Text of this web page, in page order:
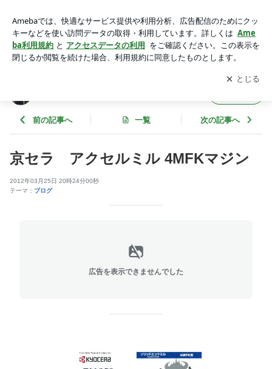
アプリをダウンロードして ブログの更新通知
を受け取りまし
ょう。
開く
前の記事へ 一覧 次の記事へ
京セラ アクセルミル 4MFKマジン
2012年03月25日 20時24分00秒
テーマ： ブログ
広告を表示できませんでした